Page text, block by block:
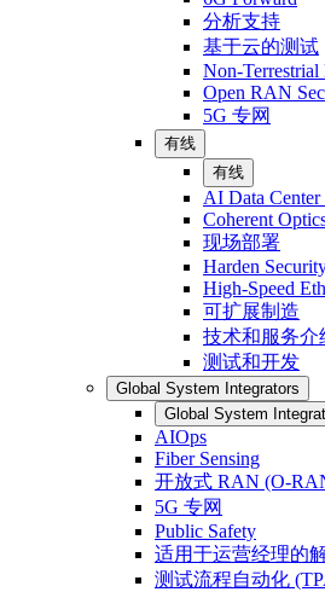
分析支持
基于云的测试
Non-
Open RAN
5G 专网
有线
有线
AI Data
Coherent
现场部署
Harden
High-Speed
可扩展制造
技术和服务介
测试和开发
Global System Integrators
Global System
AIOps
Fiber Sensing
开放式 RAN (O-
5G 专网
Public Safety
适用于运营经理的
测试流程自动化